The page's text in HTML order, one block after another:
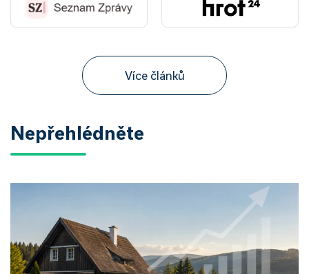
Více článků
Nepřehlédněte